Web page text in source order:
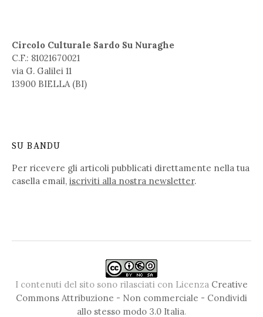
Circolo Culturale Sardo Su Nuraghe
C.F.: 81021670021
via G. Galilei 11
13900 BIELLA (BI)
SU BANDU
Per ricevere gli articoli pubblicati direttamente nella tua
casella email, iscriviti alla nostra newsletter.
I contenuti del sito sono rilasciati con Licenza Creative
Commons Attribuzione - Non commerciale - Condividi
allo stesso modo 3.0 Italia.